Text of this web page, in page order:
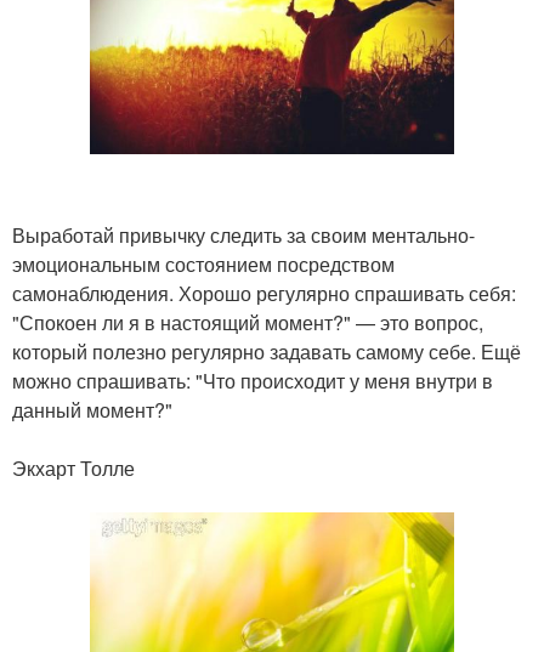
Выработай привычку следить за своим ментально-
эмоциональным состоянием посредством
самонаблюдения. Хорошо регулярно спрашивать себя:
"Спокоен ли я в настоящий момент?" — это вопрос,
который полезно регулярно задавать самому себе. Ещё
можно спрашивать: "Что происходит у меня внутри в
данный момент?"
Экхарт Толле